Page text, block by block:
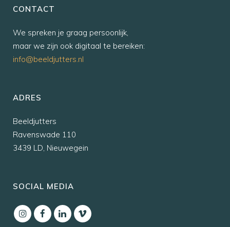
CONTACT
We spreken je graag persoonlijk,
maar we zijn ook digitaal te bereiken:
info@beeldjutters.nl
ADRES
Beeldjutters
Ravenswade 110
3439 LD, Nieuwegein
SOCIAL MEDIA